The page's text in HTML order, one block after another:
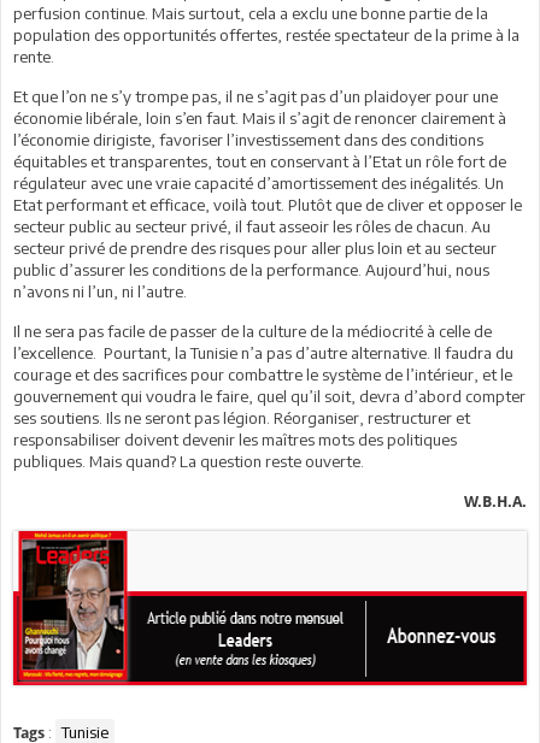
perfusion continue. Mais surtout, cela a exclu une bonne partie de la
population des opportunités offertes, restée spectateur de la prime à la
rente.
Et que l’on ne s’y trompe pas, il ne s’agit pas d’un plaidoyer pour une
économie libérale, loin s’en faut. Mais il s’agit de renoncer clairement à
l’économie dirigiste, favoriser l’investissement dans des conditions
équitables et transparentes, tout en conservant à l’Etat un rôle fort de
régulateur avec une vraie capacité d’amortissement des inégalités. Un
Etat performant et efficace, voilà tout. Plutôt que de cliver et opposer le
secteur public au secteur privé, il faut asseoir les rôles de chacun. Au
secteur privé de prendre des risques pour aller plus loin et au secteur
public d’assurer les conditions de la performance. Aujourd’hui, nous
n’avons ni l’un, ni l’autre.
Il ne sera pas facile de passer de la culture de la médiocrité à celle de
l’excellence. Pourtant, la Tunisie n’a pas d’autre alternative. Il faudra du
courage et des sacrifices pour combattre le système de l’intérieur, et le
gouvernement qui voudra le faire, quel qu’il soit, devra d’abord compter
ses soutiens. Ils ne seront pas légion. Réorganiser, restructurer et
responsabiliser doivent devenir les maîtres mots des politiques
publiques. Mais quand? La question reste ouverte.
W.B.H.A.
Tags : Tunisie